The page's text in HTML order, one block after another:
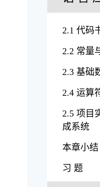
2.1 代码
2.2 常量
2.3 基础
2.4 运算
2.5 项目
成系统
本章小结
习 题